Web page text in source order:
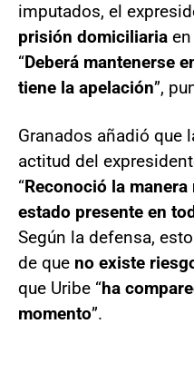
imputados, el
prisión domiciliaria
“Deberá mantenerse
tiene la apelación”,
Granados añadió que
actitud del
“Reconoció la
estado presente en
Según la defensa,
de que no existe
que Uribe “ha
momento”.